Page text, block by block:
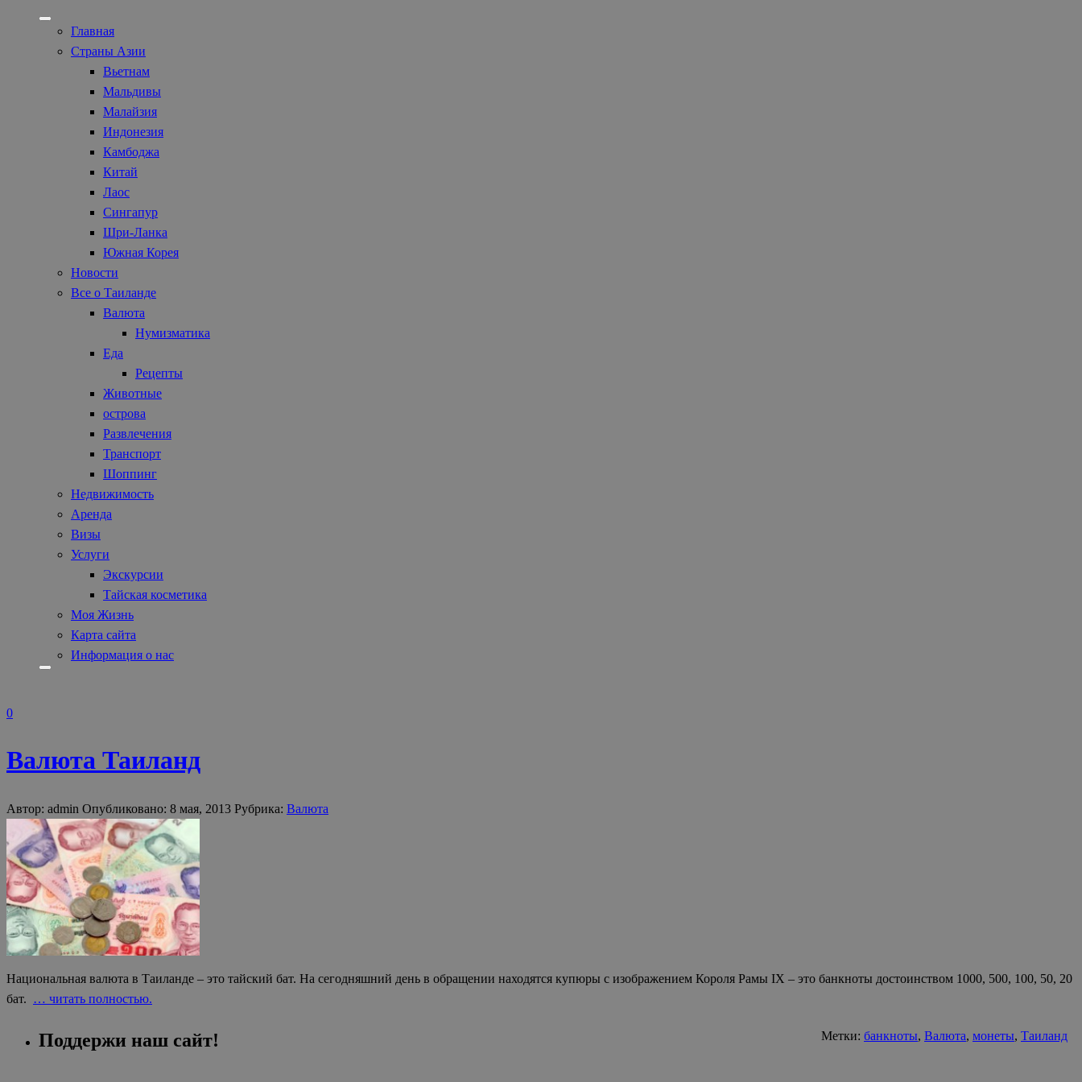
Главная
Страны Азии
Вьетнам
Мальдивы
Малайзия
Индонезия
Камбоджа
Китай
Лаос
Сингапур
Шри-Ланка
Южная Корея
Новости
Все о Таиланде
Валюта
Нумизматика
Еда
Рецепты
Животные
острова
Развлечения
Транспорт
Шоппинг
Недвижимость
Аренда
Визы
Услуги
Экскурсии
Тайская косметика
Моя Жизнь
Карта сайта
Информация о нас
0
Валюта Таиланд
Автор: admin Опубликовано: 8 мая, 2013 Рубрика: Валюта
Национальная валюта в Таиланде – это тайский бат. На сегодняшний день в обращении находятся купюры с изображением Короля Рамы IX – это банкноты достоинством 1000, 500, 100, 50, 20
бат.
… читать полностью.
Метки: банкноты, Валюта, монеты, Таиланд
Поддержи наш сайт!